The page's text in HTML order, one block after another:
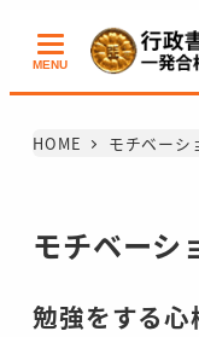
ン
MENU
HOME モチベーシ
モチベーシ
勉強をする心